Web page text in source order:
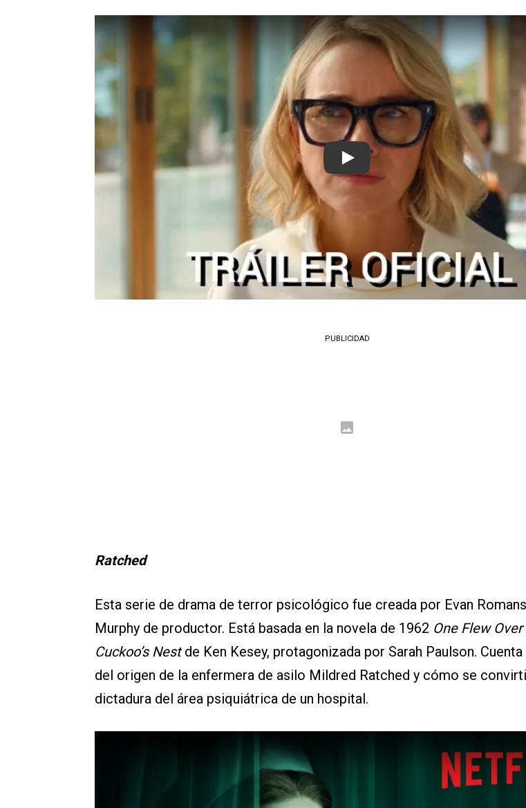
Play
PUBLICIDAD
Ratched
Esta serie de drama de terror psicológico fue creada por Evan
Murphy de productor. Está basada en la novela de 1962 One Flew
Cuckoo’s Nestde Ken Kesey, protagonizada por Sarah Paulson.
del origen de la enfermera de asilo Mildred Ratched y cómo se
dictadura del área psiquiátrica de un hospital.